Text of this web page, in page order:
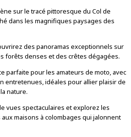
sur le tracé pittoresque du Col de
dans les magnifiques paysages des
des panoramas exceptionnels sur
forêts denses et des crêtes dégagées.
parfaite pour les amateurs de moto, avec
entretenues, idéales pour allier plaisir de
nature.
vues spectaculaires et explorez les
maisons à colombages qui jalonnent